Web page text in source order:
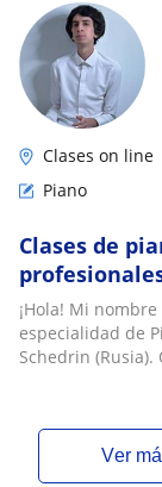
Clases on line
Piano
Clases de
¡Hola! Mi
especialidad de
Schedrin (Rusia).
ver